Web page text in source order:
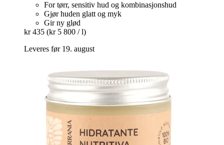
For tørr, sensitiv hud og kombinasjonshud
Gjør huden glatt og myk
Gir ny glød
kr 435 (kr 5 800 / l)
Leveres før 19. august